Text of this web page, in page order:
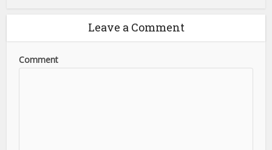
Leave a Comment
Comment